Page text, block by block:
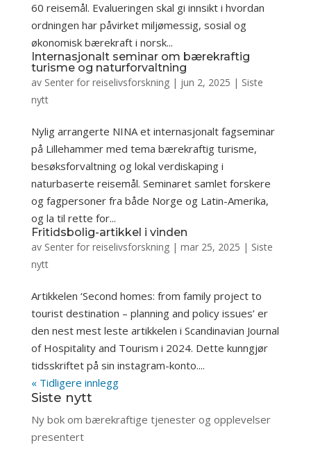
60 reisemål. Evalueringen skal gi innsikt i hvordan
ordningen har påvirket miljømessig, sosial og
økonomisk bærekraft i norsk...
Internasjonalt seminar om bærekraftig
turisme og naturforvaltning
av Senter for reiselivsforskning| jun 2, 2025 | Siste
nytt
Nylig arrangerte NINA et internasjonalt fagseminar
på Lillehammer med tema bærekraftig turisme,
besøksforvaltning og lokal verdiskaping i
naturbaserte reisemål. Seminaret samlet forskere
og fagpersoner fra både Norge og Latin-Amerika,
og la til rette for...
Fritidsbolig-artikkel i vinden
av Senter for reiselivsforskning| mar 25, 2025 | Siste
nytt
Artikkelen ‘Second homes: from family project to
tourist destination – planning and policy issues’ er
den nest mest leste artikkelen i Scandinavian Journal
of Hospitality and Tourism i 2024. Dette kunngjør
tidsskriftet på sin instagram-konto....
« Tidligere innlegg
Siste nytt
Ny bok om bærekraftige tjenester og opplevelser
presentert